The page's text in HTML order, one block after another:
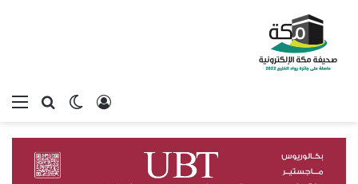
بحثالوضع
تسجيل الدخول